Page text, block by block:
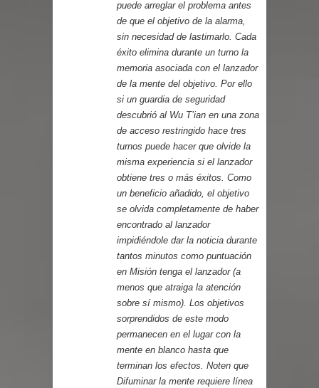
puede arreglar el problema antes
de que el objetivo de la alarma,
sin necesidad de lastimarlo. Cada
éxito elimina durante un turno la
memoria asociada con el lanzador
de la mente del objetivo. Por ello
si un guardia de seguridad
descubrió al Wu T’ian en una zona
de acceso restringido hace tres
turnos puede hacer que olvide la
misma experiencia si el lanzador
obtiene tres o más éxitos. Como
un beneficio añadido, el objetivo
se olvida completamente de haber
encontrado al lanzador
impidiéndole dar la noticia durante
tantos minutos como puntuación
en Misión tenga el lanzador (a
menos que atraiga la atención
sobre sí mismo). Los objetivos
sorprendidos de este modo
permanecen en el lugar con la
mente en blanco hasta que
terminan los efectos. Noten que
Difuminar la mente requiere línea